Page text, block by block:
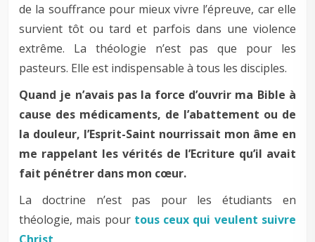
de la souffrance pour mieux vivre l’épreuve, car elle
survient tôt ou tard et parfois dans une violence
extrême. La théologie n’est pas que pour les
pasteurs. Elle est indispensable à tous les disciples.
Quand je n’avais pas la force d’ouvrir ma Bible à
cause des médicaments, de l’abattement ou de
la douleur, l’Esprit-Saint nourrissait mon âme en
me rappelant les vérités de l’Ecriture qu’il avait
fait pénétrer dans mon cœur.
La doctrine n’est pas pour les étudiants en
théologie, mais pour tous ceux qui veulent suivre